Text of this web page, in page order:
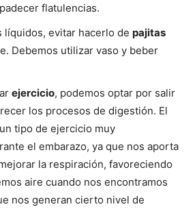
flatulencias.
líquidos, evitar hacerlo de pajitas
Debemos utilizar vaso y beber
ejercicio, podemos optar por salir
los procesos de digestión. El
tipo de ejercicio muy
el embarazo, ya que nos aporta
la respiración, favoreciendo
aire cuando nos encontramos
nos generan cierto nivel de